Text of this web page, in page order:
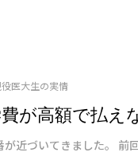
医大生の実情
が高額で払え
近づいてきました。 前